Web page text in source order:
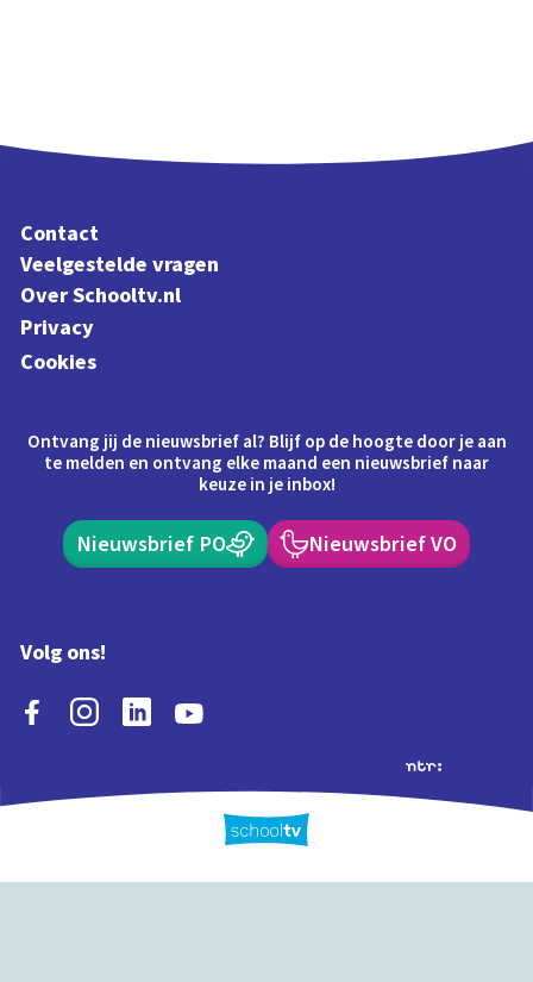
Contact
Veelgestelde vragen
Over Schooltv.nl
Privacy
Cookies
Ontvang jij de nieuwsbrief al? Blijf op de hoogte door je aan
te melden en ontvang elke maand een nieuwsbrief naar
keuze in je inbox!
Nieuwsbrief PO Nieuwsbrief VO
Volg ons!